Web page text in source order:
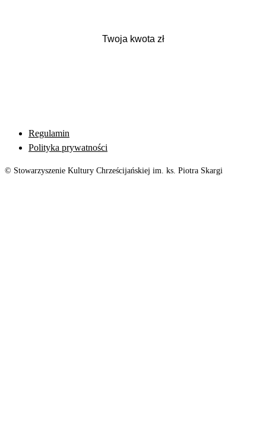
Regulamin
Polityka prywatności
© Stowarzyszenie Kultury Chrześcijańskiej im. ks. Piotra Skargi